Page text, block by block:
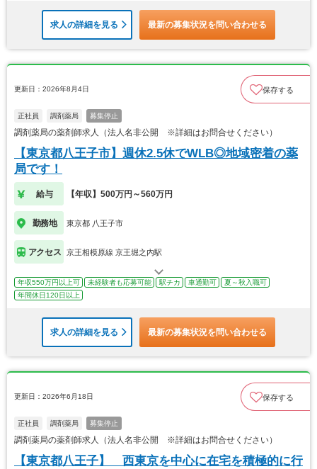
求人の詳細を見る 最新の募集状況を問い合わせる
更新日：2026年8月4日 保存する
正社員 調剤薬局 募集停止
調剤薬局の薬剤師求人（法人名非公開 ※詳細はお問合せください）
【東京都八王子市】週休2.5休でWLB◎地域密着の薬
局です！
給与 【年収】500万円～560万円
勤務地 東京都 八王子市
アクセス 京王相模原線 京王堀之内駅
年収550万円以上可 未経験者も応募可能 駅チカ 車通勤可
夏～秋入職可
年間休日120日以上
求人の詳細を見る 最新の募集状況を問い合わせる
更新日：2026年6月18日 保存する
正社員 調剤薬局 募集停止
調剤薬局の薬剤師求人（法人名非公開 ※詳細はお問合せください）
【東京都八王子】 西東京を中心に在宅を積極的に行